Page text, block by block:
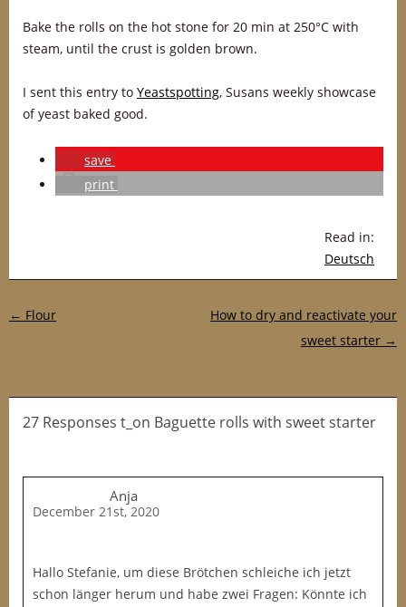
Bake the rolls on the hot stone for 20 min at 250°C with
steam, until the crust is golden brown.
I sent this entry to Yeastspotting, Susans weekly showcase
of yeast baked good.
save
print
Read in:
Deutsch
Post navigation
← Flour
How to dry and reactivate your
sweet starter →
27 Responses t_on Baguette rolls with sweet starter
Anja
December 21st, 2020
Hallo Stefanie, um diese Brötchen schleiche ich jetzt
schon länger herum und habe zwei Fragen: Könnte ich